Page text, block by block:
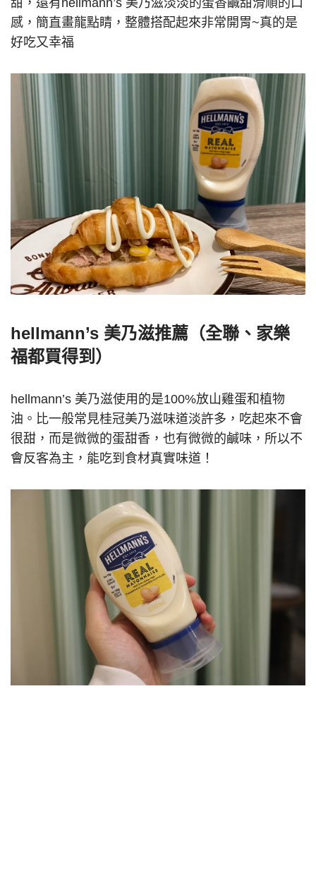
甜，還有hellmann’s 美乃滋淡淡的蛋香鹹甜滑順的口
感，簡直畫龍點睛，整體搭配起來非常開胃~真的是
好吃又幸福
hellmann’s 美乃滋推薦（全聯、家樂
福都買得到）
hellmann’s 美乃滋使用的是100%放山雞蛋和植物
油。比一般常見桂冠美乃滋味道淡許多，吃起來不會
很甜，而是微微的蛋甜香，也有微微的鹹味，所以不
會反客為主，能吃到食材真實味道！